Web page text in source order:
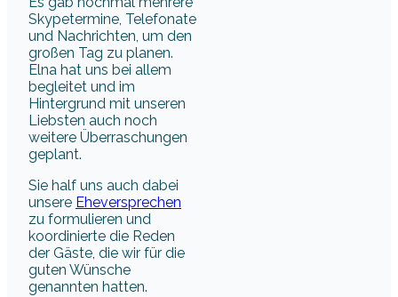
Skypetermine, Telefonate
und Nachrichten, um den
großen Tag zu planen.
Elna hat uns bei allem
begleitet und im
Hintergrund mit unseren
Liebsten auch noch
weitere Überraschungen
geplant.
Sie half uns auch dabei
unsere Eheversprechen
zu formulieren und
koordinierte die Reden
der Gäste, die wir für die
guten Wünsche
genannten hatten.